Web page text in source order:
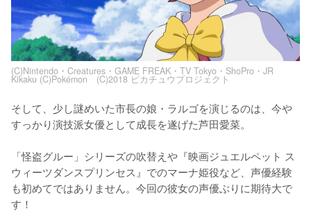
(C)Nintendo・Creatures・GAME FREAK・TV Tokyo・ShoPro・JR
Kikaku (C)Pokémon (C)2018 ピカチュウプロジェクト
そして、少し謎めいた市長の娘・ラルゴを演じるのは、今や
すっかり演技派女優として成長を遂げた芦田愛菜。
「怪盗グルー」シリーズの吹替えや『映画ジュエルペット ス
ウィーツダンスプリンセス』でのマーナ姫役など、声優経験
も初めてではありません。今回の彼女の声優ぶりに期待大で
す！